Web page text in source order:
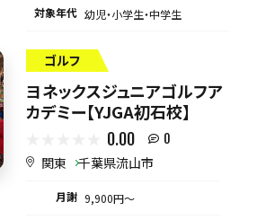
対象年代 幼児・小学生・中学生
ゴルフ
ヨネックスジュニアゴルフア
カデミー【YJGA初石校】
0.00 0
関東 千葉県流山市
月謝 9,900円〜